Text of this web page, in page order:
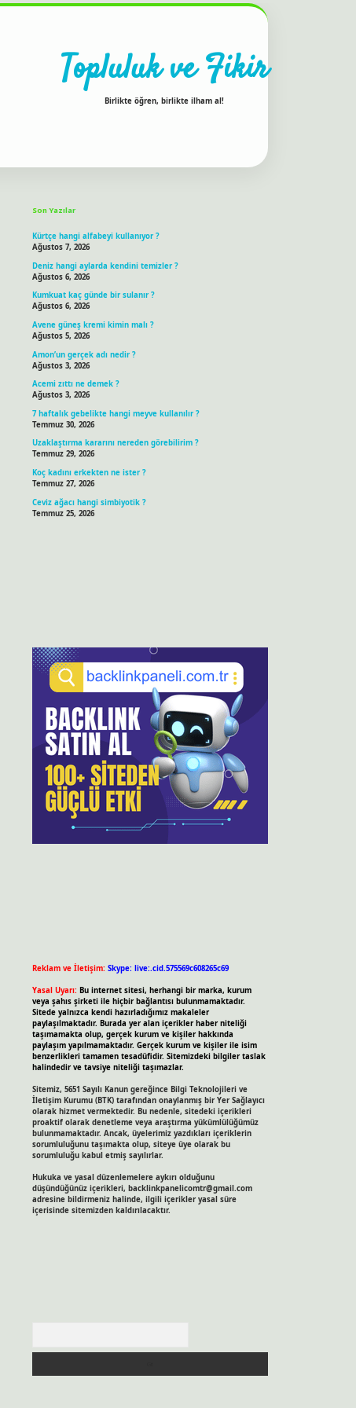
Topluluk ve Fikir
Birlikte öğren, birlikte ilham al!
Son Yazılar
Kürtçe hangi alfabeyi kullanıyor ?
Ağustos 7, 2026
Deniz hangi aylarda kendini temizler ?
Ağustos 6, 2026
Kumkuat kaç günde bir sulanır ?
Ağustos 6, 2026
Avene güneş kremi kimin malı ?
Ağustos 5, 2026
Amon’un gerçek adı nedir ?
Ağustos 3, 2026
Acemi zıttı ne demek ?
Ağustos 3, 2026
7 haftalık gebelikte hangi meyve kullanılır ?
Temmuz 30, 2026
Uzaklaştırma kararını nereden görebilirim ?
Temmuz 29, 2026
Koç kadını erkekten ne ister ?
Temmuz 27, 2026
Ceviz ağacı hangi simbiyotik ?
Temmuz 25, 2026
Reklam ve İletişim: Skype: live:.cid.575569c608265c69
Yasal Uyarı: Bu internet sitesi, herhangi bir marka, kurum
veya şahıs şirketi ile hiçbir bağlantısı bulunmamaktadır.
Sitede yalnızca kendi hazırladığımız makaleler
paylaşılmaktadır. Burada yer alan içerikler haber niteliği
taşımamakta olup, gerçek kurum ve kişiler hakkında
paylaşım yapılmamaktadır. Gerçek kurum ve kişiler ile isim
benzerlikleri tamamen tesadüfidir. Sitemizdeki bilgiler taslak
halindedir ve tavsiye niteliği taşımazlar.
Sitemiz, 5651 Sayılı Kanun gereğince Bilgi Teknolojileri ve
İletişim Kurumu (BTK) tarafından onaylanmış bir Yer Sağlayıcı
olarak hizmet vermektedir. Bu nedenle, sitedeki içerikleri
proaktif olarak denetleme veya araştırma yükümlülüğümüz
bulunmamaktadır. Ancak, üyelerimiz yazdıkları içeriklerin
sorumluluğunu taşımakta olup, siteye üye olarak bu
sorumluluğu kabul etmiş sayılırlar.
Hukuka ve yasal düzenlemelere aykırı olduğunu
düşündüğünüz içerikleri, backlinkpanelicomtr@gmail.com
adresine bildirmeniz halinde, ilgili içerikler yasal süre
içerisinde sitemizden kaldırılacaktır.